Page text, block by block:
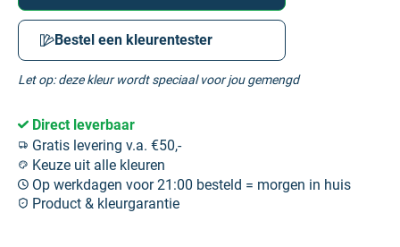
Bestel een kleurentester
Let op: deze kleur wordt speciaal voor jou gemengd
Direct leverbaar
Gratis levering v.a. €50,-
Keuze uit alle kleuren
Op werkdagen voor 21:00 besteld = morgen in huis
Product & kleurgarantie